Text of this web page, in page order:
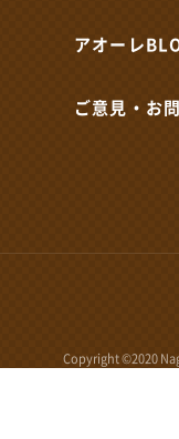
アオーレ
ご意見・お
Copyright ©2020